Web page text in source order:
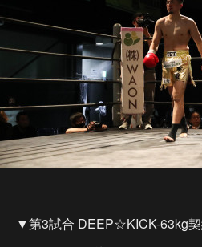
▼第3試合 DEEP☆KICK-63kg